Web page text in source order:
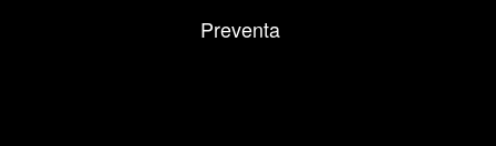
Preventa